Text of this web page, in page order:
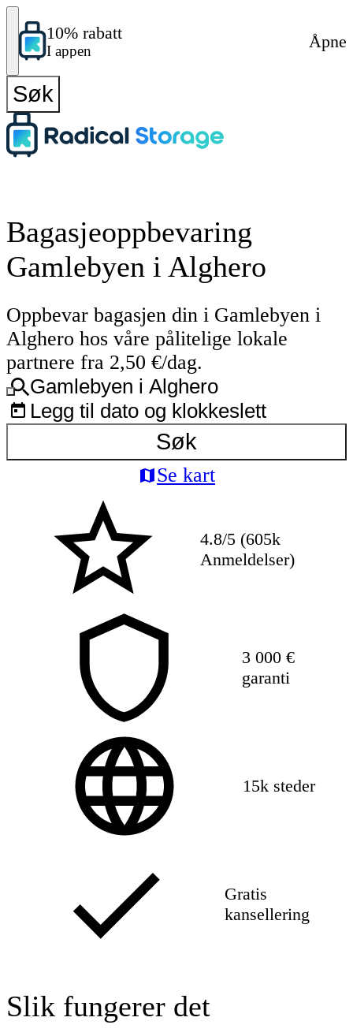
10% rabatt
I appen
Åpne
Søk
Bagasjeoppbevaring
Gamlebyen i Alghero
Oppbevar bagasjen din i Gamlebyen i
Alghero hos våre pålitelige lokale
partnere fra 2,50 €/dag.
Gamlebyen i Alghero
Legg til dato og klokkeslett
Søk
Se kart
4.8/5 (605k
Anmeldelser)
3 000 €
garanti
15k steder
Gratis
kansellering
Slik fungerer det